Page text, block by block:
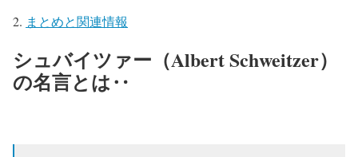
まとめと関連情報
シュバイツァー（Albert Schweitzer）
の名言とは‥